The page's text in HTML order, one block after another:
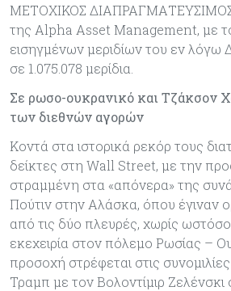
ΜΕΤΟΧΙΚΟΣ
της Alpha Asset Management, με
εισηγμένων μεριδίων του εν λόγω
σε 1.075.078 μερίδια.
Σε ρωσο-ουκρανικό και Τζάκσον
των διεθνών αγορών
Κοντά στα ιστορικά ρεκόρ τους
δείκτες στη Wall Street, με την
στραμμένη στα «απόνερα» της
Πούτιν στην Αλάσκα, όπου έγιναν
από τις δύο πλευρές, χωρίς ωστόσο
εκεχειρία στον πόλεμο Ρωσίας –
προσοχή στρέφεται στις
Τραμπ με τον Βολοντίμιρ